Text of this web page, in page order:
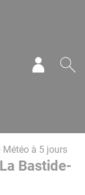
Météo à 5 jours
Bastide-